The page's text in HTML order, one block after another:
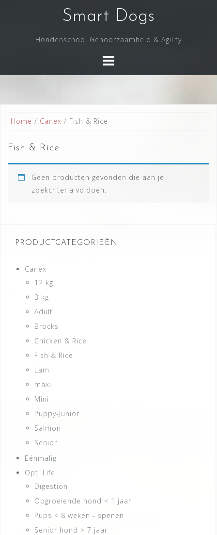
Smart Dogs
Hondenschool Gehoorzaamheid & Agility
Home / Canex / Fish & Rice
Fish & Rice
Geen producten gevonden die aan je
zoekcriteria voldoen.
PRODUCTCATEGORIEËN
Canex
12 kg
3 kg
Adult
Brocks
Chicken & Rice
Fish & Rice
Lam
maxi
Mini
Puppy-Junior
Salmon
Senior
Eénmalig
Opti Life
Digestion
Opgroeiende hond < 1 jaar
Pups < 8 weken - spenen
Senior hond > 7 jaar